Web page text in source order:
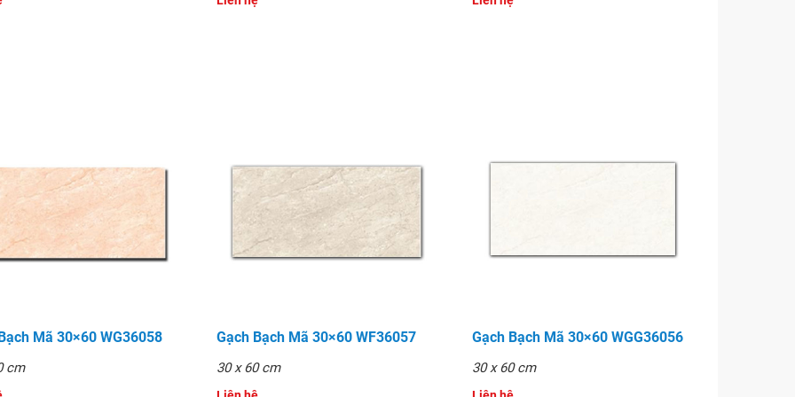
Mã 30×60 WG36058
cm
Gạch Bạch Mã 30×60 WF36057
30 x 60 cm
Gạch Bạch Mã 30×60 WGG36056
30 x 60 cm